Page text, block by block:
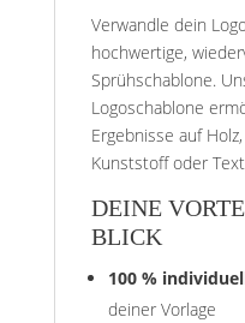
Verwandle dein
hochwertige,
Sprühschablone.
Logoschablone
Ergebnisse auf
Kunststoff oder
DEINE
BLICK
100 %
deiner Vorlage